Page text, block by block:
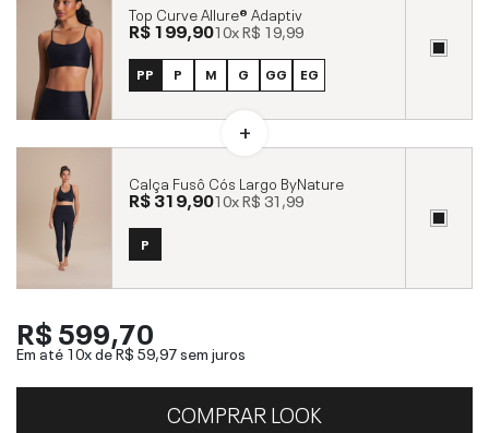
Top Curve Allure® Adaptiv
R$ 199,9010xR$ 19,99
PP P M G GG EG
Calça Fusô Cós Largo ByNature
R$ 319,9010xR$ 31,99
P
R$ 599,70
Em até 10x deR$ 59,97sem juros
COMPRAR LOOK